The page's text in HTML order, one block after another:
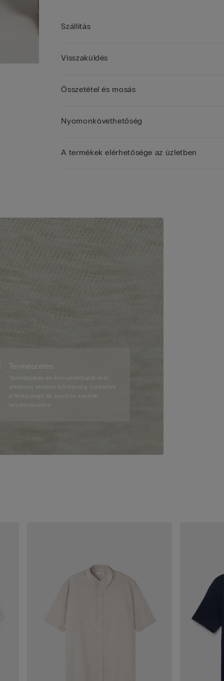
Szállítás
Visszaküldés
Összetétel és mosás
Nyomonkövethetőség
A termékek elérhetősége az üzletben
Természetes
Természetes és környezetbarát rost,
alkalmas minden bőrtípusra, tökéletes
a hétköznapi és sportos szettek
létrehozásához.